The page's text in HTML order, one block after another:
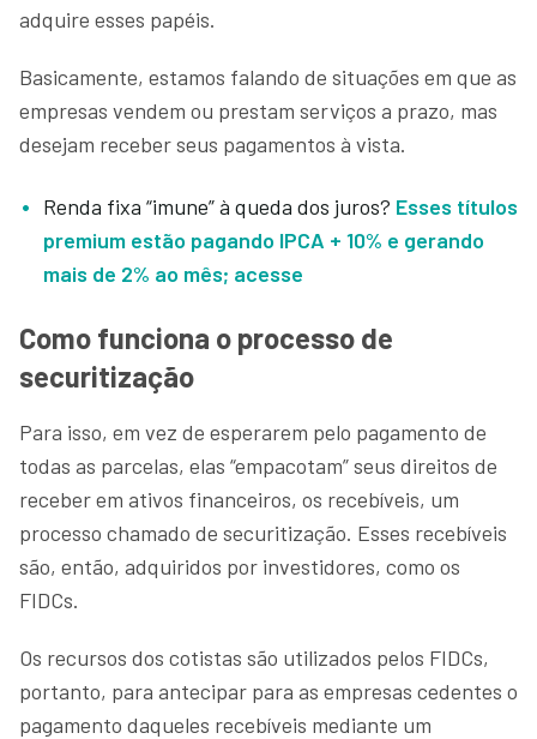
adquire esses papéis.
Basicamente, estamos falando de situações em que as
empresas vendem ou prestam serviços a prazo, mas
desejam receber seus pagamentos à vista.
Renda fixa “imune” à queda dos juros? Esses títulos
premium estão pagando IPCA + 10% e gerando
mais de 2% ao mês; acesse
Como funciona o processo de
securitização
Para isso, em vez de esperarem pelo pagamento de
todas as parcelas, elas “empacotam” seus direitos de
receber em ativos financeiros, os recebíveis, um
processo chamado de securitização. Esses recebíveis
são, então, adquiridos por investidores, como os
FIDCs.
Os recursos dos cotistas são utilizados pelos FIDCs,
portanto, para antecipar para as empresas cedentes o
pagamento daqueles recebíveis mediante um